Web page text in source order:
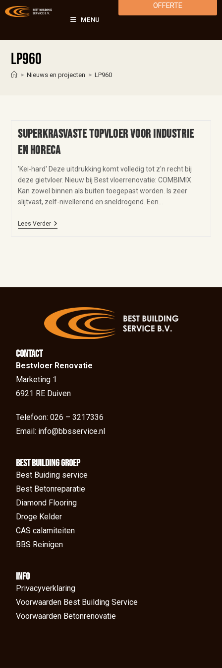
MENU
OFFERTE
LP960
> Nieuws en projecten > LP960
Superkrasvaste topvloer voor Industrie
en horeca
'Kei-hard' Deze uitdrukking komt volledig tot z'n recht bij
deze gietvloer. Nieuw bij Best vloerrenovatie: COMBIMIX.
Kan zowel binnen als buiten toegepast worden. Is zeer
slijtvast, zelf-nivellerend en sneldrogend. Een…
Lees Verder
Contact
Bestvloer Renovatie
Marketing 1
6921 RE Duiven
Telefoon: 026 – 3217336
Email: info@bbsservice.nl
BEst Building groep
Best Buiding service
Best Betonreparatie
Diamond Flooring
Droge Kelder
CAS calamiteiten
BBS Reinigen
Info
Privacyverklaring
Voorwaarden Best Building Service
Voorwaarden Betonrenovatie